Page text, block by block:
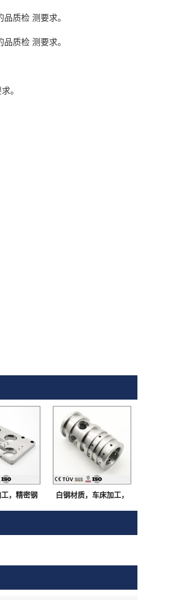
质检 测要求。
质检 测要求。
。
，精密钢 白钢材质，车床加工，